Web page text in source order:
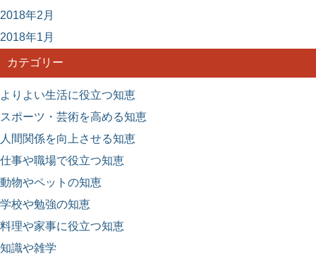
2018年2月
2018年1月
カテゴリー
よりよい生活に役立つ知恵
スポーツ・芸術を高める知恵
人間関係を向上させる知恵
仕事や職場で役立つ知恵
動物やペットの知恵
学校や勉強の知恵
料理や家事に役立つ知恵
知識や雑学